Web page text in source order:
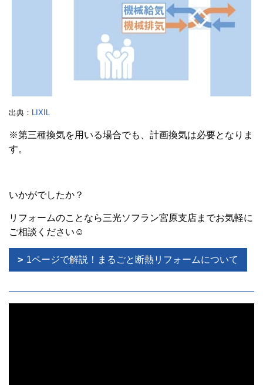
出典： LIXIL
※第三種換気を用いる場合でも、計画換気は必要となりま
す。
いかがでしたか？
リフォームのことなら三光ソフラン宮原支店までお気軽に
ご相談ください☺
1ページで解説！まるごと断熱リフォームについて